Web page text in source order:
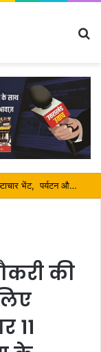
श्रावण मास में शिव भक्तों की निस्वार्थ सेवा करना ही सच्ची शिव आराधना है-महंत बिष्णु दास
की
11